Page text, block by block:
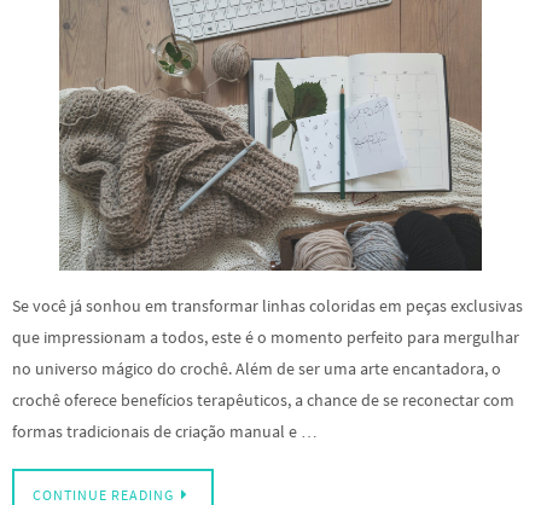
Se você já sonhou em transformar linhas coloridas em peças exclusivas
que impressionam a todos, este é o momento perfeito para mergulhar
no universo mágico do crochê. Além de ser uma arte encantadora, o
crochê oferece benefícios terapêuticos, a chance de se reconectar com
formas tradicionais de criação manual e …
CONTINUE READING